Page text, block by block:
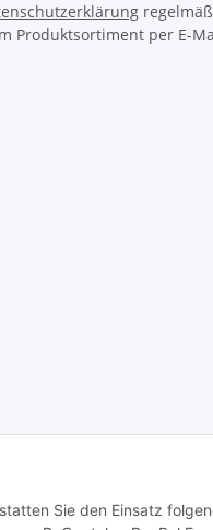
Sie den Einsatz
Produktsortiment per E-